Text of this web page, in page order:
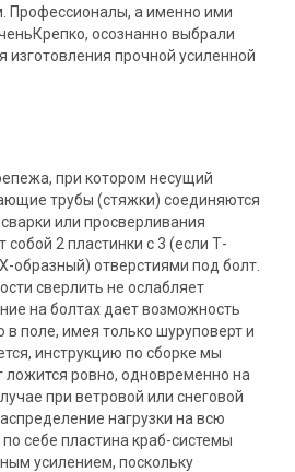
Профессионалы, а именно ими
осознанно выбрали
изготовления прочной усиленной
при котором несущий
трубы (стяжки) соединяются
или просверливания
собой 2 пластинки с 3 (если Т-
образный) отверстиями под болт.
сверлить не ослабляет
на болтах дает возможность
в поле, имея только шуруповерт и
инструкцию по сборке мы
ровно, одновременно на
при ветровой или снеговой
нагрузки на всю
себе пластина краб-системы
усилением, поскольку